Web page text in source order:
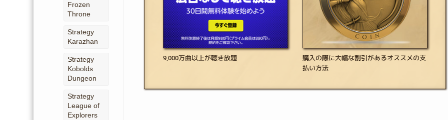
9,000万曲以上が聴き放題
購入の際に大幅な割引があるオススメの支
払い方法
Frozen
Throne
Strategy
Karazhan
Strategy
Kobolds
Dungeon
Strategy
League of
Explorers